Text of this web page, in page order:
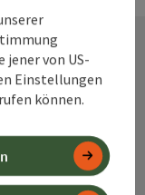
jener von US-
Einstellungen
können.